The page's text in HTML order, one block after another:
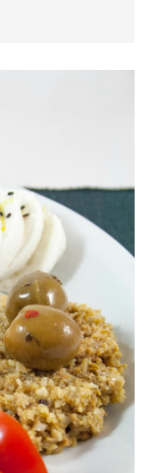
da una
di salsa di
a pezzetti.
le altre fette
anche a più
io).
di salsa,
cipollina